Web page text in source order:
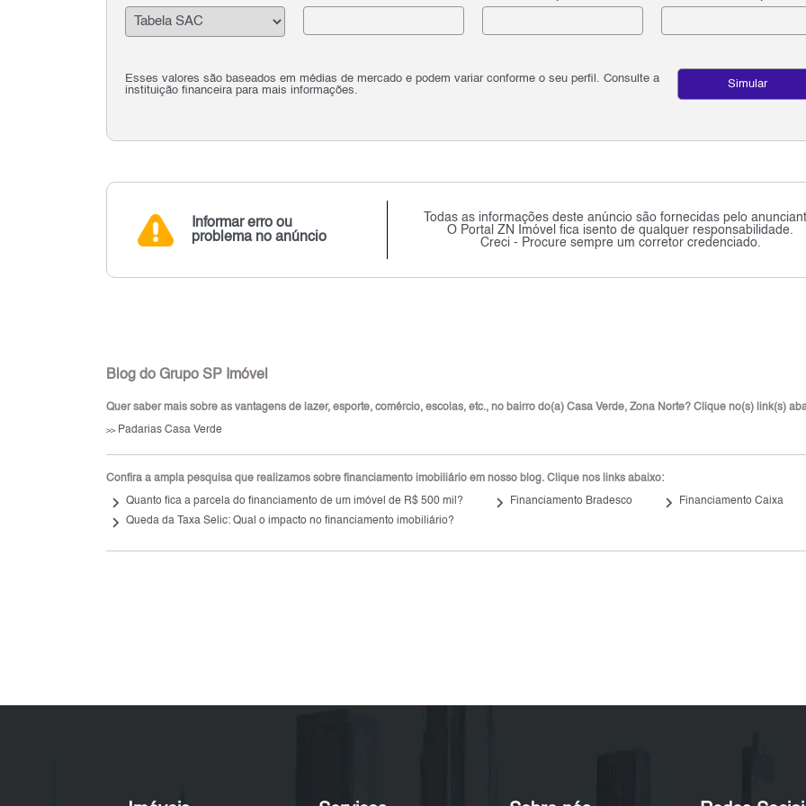
Esses valores são baseados em médias de mercado e podem variar conforme o seu perfil. Consulte a
instituição financeira para mais informações.
Simular
Informar erro ou
problema no anúncio
Todas as informações deste anúncio são fornecidas pelo
O Portal ZN Imóvel fica isento de qualquer responsabilidade.
Creci - Procure sempre um corretor credenciado.
Blog do Grupo SP Imóvel
Quer saber mais sobre as vantagens de lazer, esporte, comércio, escolas, etc., no bairro do(a) Casa Verde, Zona Norte? Clique no(s) link(s)
>>Padarias Casa Verde
Confira a ampla pesquisa que realizamos sobre financiamento imobiliário em nosso blog. Clique nos links abaixo:
keyboard_arrow_right Quanto fica a parcela do financiamento de um imóvel de R$ 500 mil? keyboard_arrow_right Financiamento Bradesco keyboard_arrow_right Financiamento Caixa
keyboard_arrow_right Queda da Taxa Selic: Qual o impacto no financiamento imobiliário?